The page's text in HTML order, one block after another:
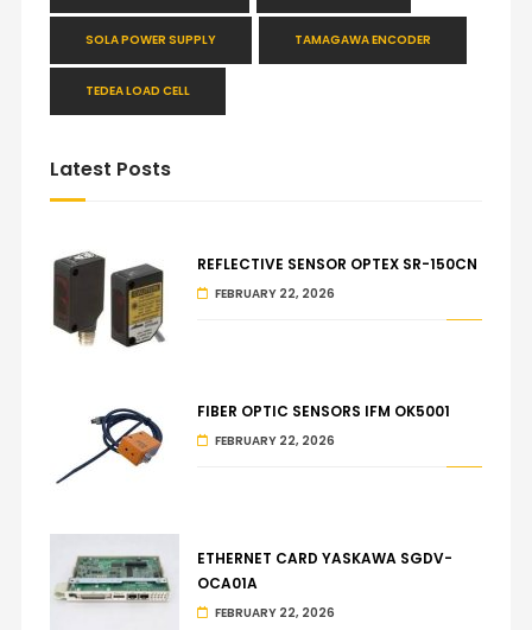
SOLA POWER SUPPLY TAMAGAWA ENCODER
TEDEA LOAD CELL
Latest Posts
REFLECTIVE SENSOR OPTEX SR-150CN
FEBRUARY 22, 2026
FIBER OPTIC SENSORS IFM OK5001
FEBRUARY 22, 2026
ETHERNET CARD YASKAWA SGDV-
OCA01A
FEBRUARY 22, 2026